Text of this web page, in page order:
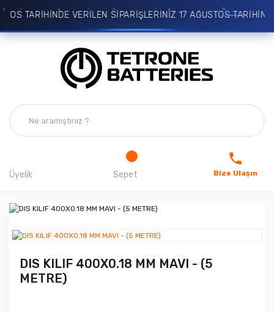
TARİHİNDE VERİLEN SİPARİŞLERİNİZ 17 AĞUSTOS TARİHİNDE
Üyelik Sepet Bize Ulaşın
DIS KILIF 400X0.18 MM MAVI - (5
METRE)